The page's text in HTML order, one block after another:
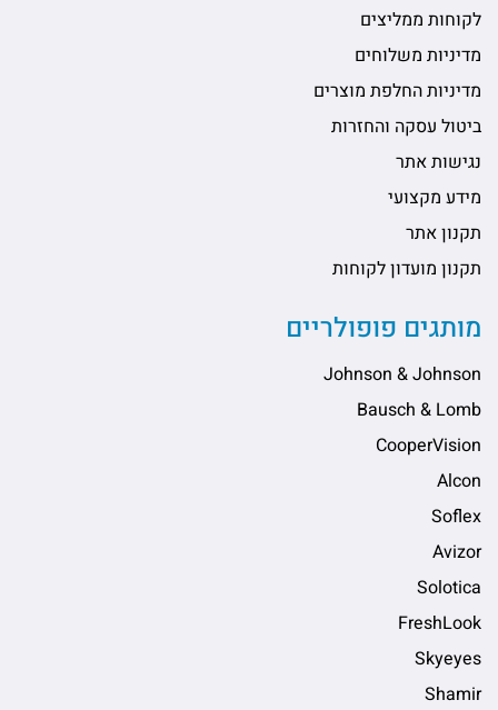
לקוחות ממליצים
מדיניות משלוחים
מדיניות החלפת מוצרים
ביטול עסקה והחזרות
נגישות אתר
מידע מקצועי
תקנון אתר
תקנון מועדון לקוחות
מותגים פופולריים
Johnson & Johnson
Bausch & Lomb
CooperVision
Alcon
Soflex
Avizor
Solotica
FreshLook
Skyeyes
Shamir